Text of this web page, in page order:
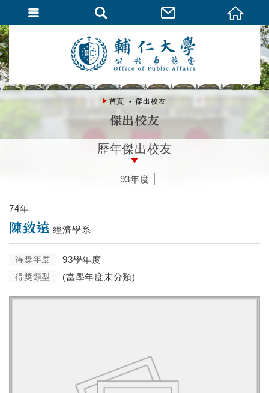
首頁 傑出校友
傑出校友
歷年傑出校友
93年度
74年
陳致遠 經濟學系
得獎年度 93學年度
得獎類型 (當學年度未分類)